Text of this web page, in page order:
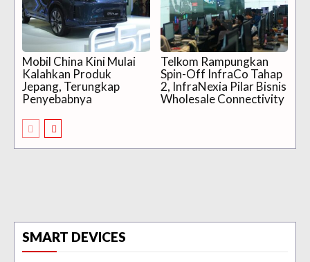
Mobil China Kini Mulai
Kalahkan Produk
Jepang, Terungkap
Penyebabnya
Telkom Rampungkan
Spin-Off InfraCo Tahap
2, InfraNexia Pilar Bisnis
Wholesale Connectivity
SMART DEVICES